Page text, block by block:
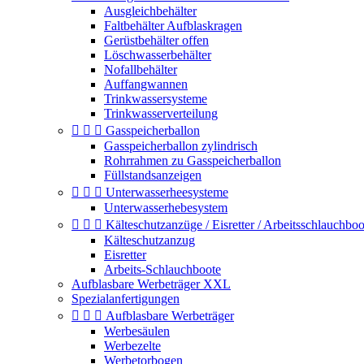
Ausgleichbehälter
Faltbehälter Aufblaskragen
Gerüstbehälter offen
Löschwasserbehälter
Nofallbehälter
Auffangwannen
Trinkwassersysteme
Trinkwasserverteilung
   Gasspeicherballon
Gasspeicherballon zylindrisch
Rohrrahmen zu Gasspeicherballon
Füllstandsanzeigen
   Unterwasserheesysteme
Unterwasserhebesystem
   Kälteschutzanzüge / Eisretter /
Kälteschutzanzug
Eisretter
Arbeits-Schlauchboote
Aufblasbare Werbeträger XXL
Spezialanfertigungen
   Aufblasbare Werbeträger
Werbesäulen
Werbezelte
Werbetorbogen